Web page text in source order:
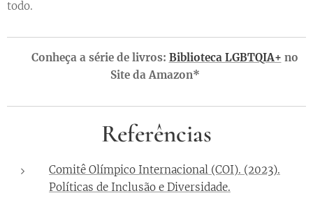
todo.
➡️ Conheça a série de livros: Biblioteca LGBTQIA+ no
Site da Amazon*
Referências
Comitê Olímpico Internacional (COI). (2023).
Políticas de Inclusão e Diversidade.